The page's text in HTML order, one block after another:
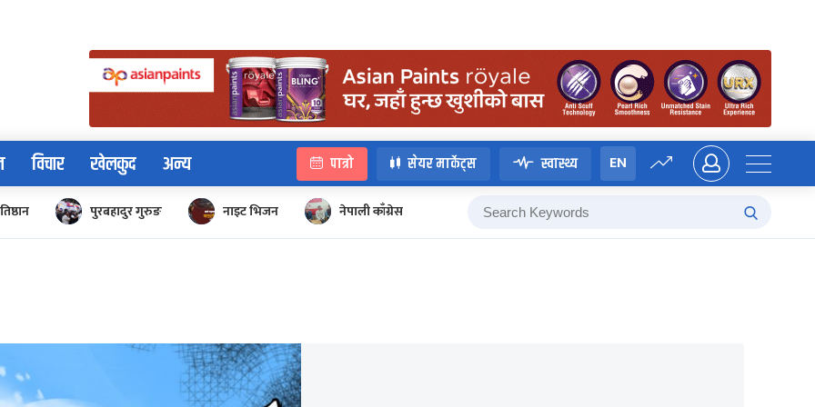
विचार खेलकुद अन्य पात्रो सेयर मार्केट्स स्वास्थ्य EN
पुरबहादुर गुरुङ नाइट भिजन नेपाली काँग्रेस